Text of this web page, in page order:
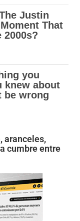
aranceles,
cumbre entre